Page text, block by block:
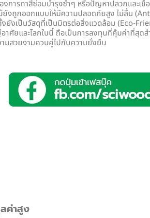
งการทาสีซ่อมบำรุงซ้ำๆ หรือปัญหาปลวกและเชื้
งถูกออกแบบให้มีความปลอดภัยสูง ไม่ลื่น
ยังเป็นวัสดุที่เป็นมิตรต่อสิ่งแวดล้อม (Eco-
าศัยและโลกใบนี้ ถือเป็นการลงทุนที่คุ้มค่าที่สุด
มสวยงามควบคู่ไปกับความยั่งยืน
ค่าสูง